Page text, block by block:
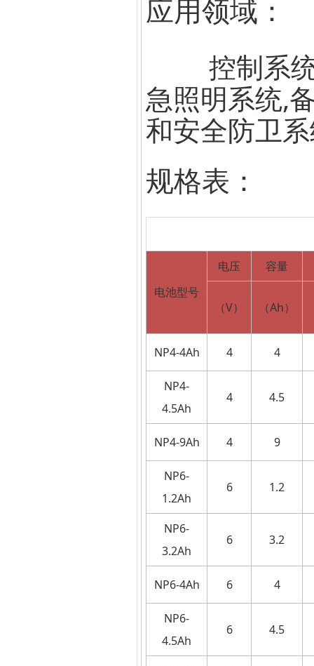
应用领域：
控制系统,
急照明系统,
和安全防卫
规格表：
电池型号
电压 容量
（V） （Ah）
NP4-4Ah 4 4
NP4-
4.5Ah
4 4.5
NP4-9Ah 4 9
NP6-
1.2Ah
6 1.2
NP6-
3.2Ah
6 3.2
NP6-4Ah 6 4
NP6-
4.5Ah
6 4.5